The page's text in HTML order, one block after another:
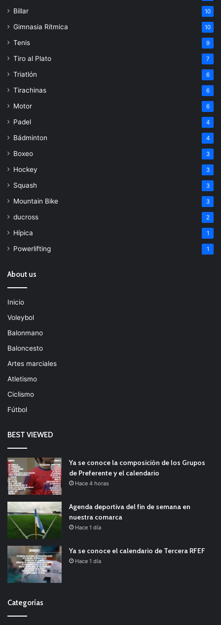
Billar 10
Gimnasia Rítmica 10
Tenis 9
Tiro al Plato 7
Triatlón 6
Tirachinas 6
Motor 6
Padel 4
Bádminton 4
Boxeo 3
Hockey 3
Squash 3
Mountain Bike 3
ducross 2
Hípica 1
Powerlifting 1
About us
Inicio
Voleybol
Balonmano
Baloncesto
Artes marciales
Atletismo
Ciclismo
Fútbol
BEST VIEWED
Ya se conoce la composición de los Grupos
de Preferente y el calendario
Hace 4 horas
Agenda deportiva del fin de semana en
nuestra comarca
Hace 1 día
Ya se conoce el calendario de Tercera RFEF
Hace 1 día
Categorías